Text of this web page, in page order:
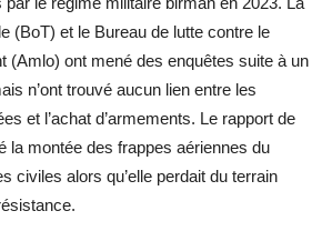
(BoT) et le Bureau de lutte contre le
(Amlo) ont mené des enquêtes suite à un
n’ont trouvé aucun lien entre les
et l’achat d’armements. Le rapport de
la montée des frappes aériennes du
civiles alors qu’elle perdait du terrain